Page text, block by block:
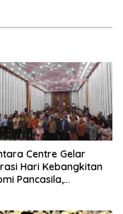
Baru.
Centre Gelar
Hari Kebangkitan
Pancasila,